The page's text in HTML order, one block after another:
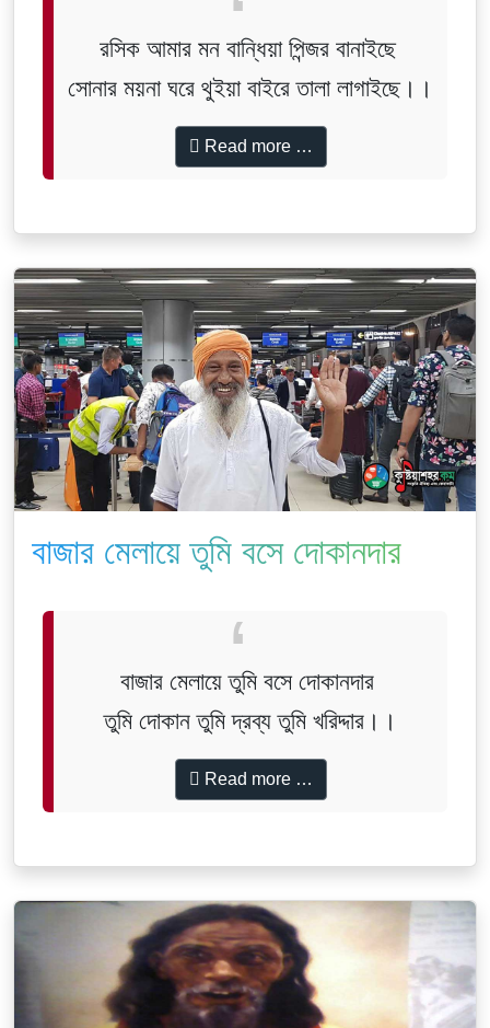
রসিক আমার মন বান্ধিয়া পিন্জর বানাইছে
সোনার ময়না ঘরে থুইয়া বাইরে তালা লাগাইছে।।
Read more …
বাজার মেলায়ে তুমি বসে দোকানদার
বাজার মেলায়ে তুমি বসে দোকানদার
তুমি দোকান তুমি দ্রব্য তুমি খরিদ্দার।।
Read more …